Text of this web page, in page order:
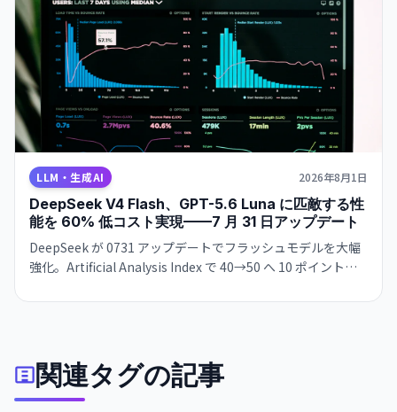
LLM・生成AI 2026年8月1日
DeepSeek V4 Flash、GPT-5.6 Luna に匹敵する性
能を 60% 低コスト実現——7 月 31 日アップデート
DeepSeek が 0731 アップデートでフラッシュモデルを大幅
強化。Artificial Analysis Index で 40→50 へ 10 ポイント急
イント差で肉薄。
関連タグの記事